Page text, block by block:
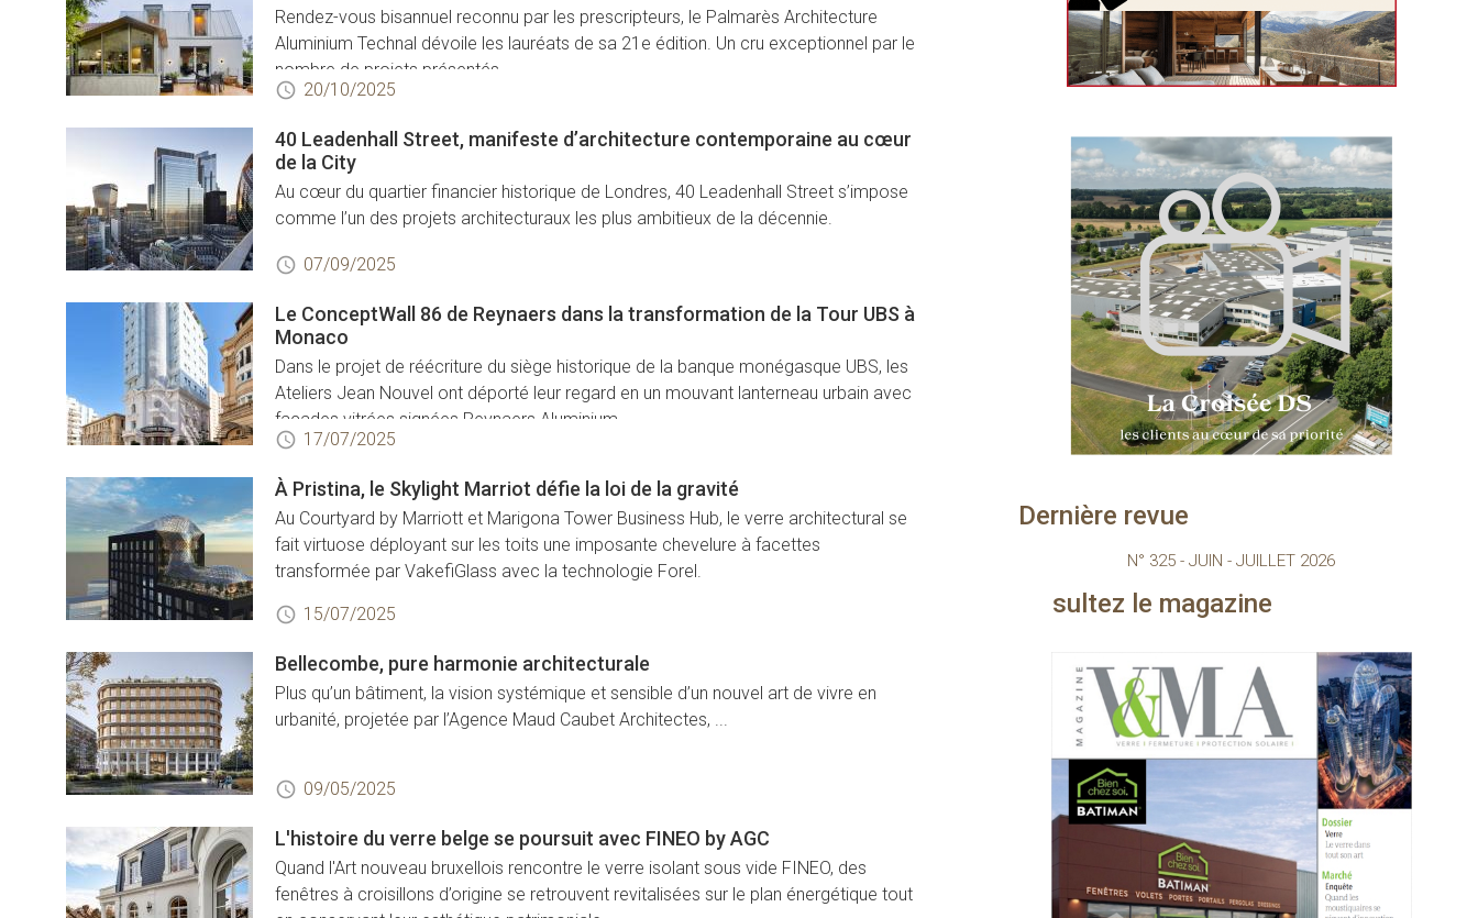
Rendez-vous bisannuel reconnu par les prescripteurs, le Palmarès Architecture
Aluminium Technal dévoile les lauréats de sa 21e édition. Un cru exceptionnel par le
nombre de projets présentés.
20/10/2025
40 Leadenhall Street, manifeste d’architecture contemporaine au cœur
de la City
Au cœur du quartier financier historique de Londres, 40 Leadenhall Street s’impose
comme l’un des projets architecturaux les plus ambitieux de la décennie.
07/09/2025
Le ConceptWall 86 de Reynaers dans la transformation de la Tour UBS à
Monaco
Dans le projet de réécriture du siège historique de la banque monégasque UBS, les
Ateliers Jean Nouvel ont déporté leur regard en un mouvant lanterneau urbain avec
façades vitrées signées Reynaers Aluminium.
17/07/2025
À Pristina, le Skylight Marriot défie la loi de la gravité
Au Courtyard by Marriott et Marigona Tower Business Hub, le verre architectural se
fait virtuose déployant sur les toits une imposante chevelure à facettes
transformée par VakefiGlass avec la technologie Forel.
15/07/2025
Bellecombe, pure harmonie architecturale
Plus qu’un bâtiment, la vision systémique et sensible d’un nouvel art de vivre en
urbanité, projetée par l’Agence Maud Caubet Architectes, ...
09/05/2025
L'histoire du verre belge se poursuit avec FINEO by AGC
Quand l'Art nouveau bruxellois rencontre le verre isolant sous vide FINEO, des
fenêtres à croisillons d’origine se retrouvent revitalisées sur le plan énergétique tout
Dernière revue
N° 325 - JUIN - JUILLET 2026
Consultez le magazine